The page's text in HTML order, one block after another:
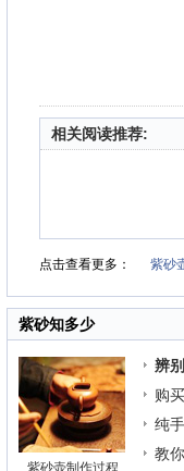
相关阅读推荐:
点击查看更多： 紫砂
紫砂知多少
紫砂壶制作过程
辨
购
纯
教